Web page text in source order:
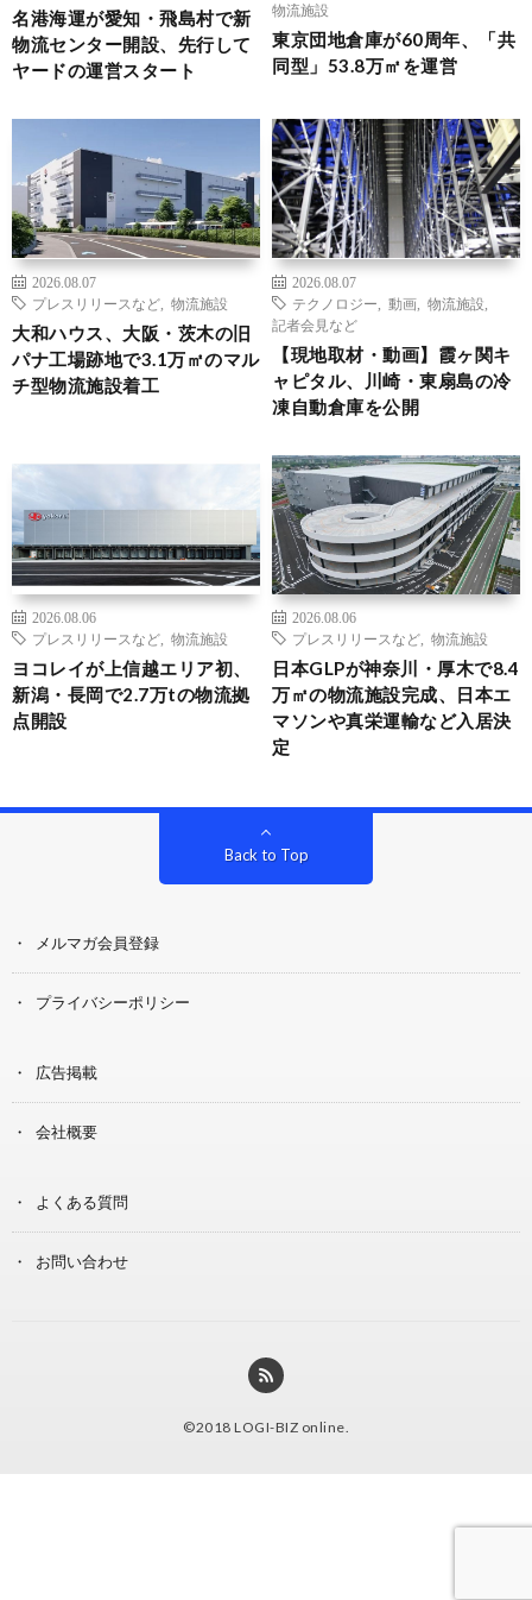
名港海運が愛知・飛島村で新
物流センター開設、先行して
ヤードの運営スタート
物流施設
東京団地倉庫が60周年、「共
同型」53.8万㎡を運営
2026.08.07
プレスリリースなど
物流施設
大和ハウス、大阪・茨木の旧
パナ工場跡地で3.1万㎡のマル
チ型物流施設着工
2026.08.07
テクノロジー
動画 物流施設
記者会見など
【現地取材・動画】霞ヶ関キ
ャピタル、川崎・東扇島の冷
凍自動倉庫を公開
2026.08.06
プレスリリースなど
物流施設
ヨコレイが上信越エリア初、
新潟・長岡で2.7万tの物流拠
点開設
2026.08.06
プレスリリースなど
物流施設
日本GLPが神奈川・厚木で8.4
万㎡の物流施設完成、日本エ
マソンや真栄運輸など入居決
定
Back to Top
メルマガ会員登録
プライバシーポリシー
広告掲載
会社概要
よくある質問
お問い合わせ
©2018 LOGI-BIZ online.